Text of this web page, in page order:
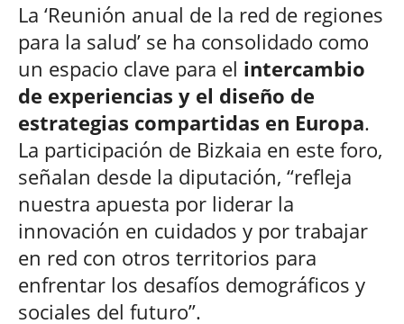
La ‘Reunión anual de la red de regiones
para la salud’ se ha consolidado como
un espacio clave para el intercambio
de experiencias y el diseño de
estrategias compartidas en Europa.
La participación de Bizkaia en este foro,
señalan desde la diputación, “refleja
nuestra apuesta por liderar la
innovación en cuidados y por trabajar
en red con otros territorios para
enfrentar los desafíos demográficos y
sociales del futuro”.